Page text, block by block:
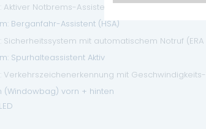
Aktiver Notbrems-Assistent mit Fußgänger- und
Berganfahr-Assistent (HSA)
Sicherheitssystem mit automatischem Notruf (ERA
Spurhalteassistent Aktiv
Verkehrszeichenerkennung mit
(Windowbag) vorn + hinten